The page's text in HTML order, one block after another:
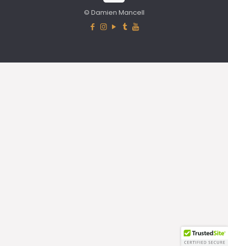
© Damien Mancell